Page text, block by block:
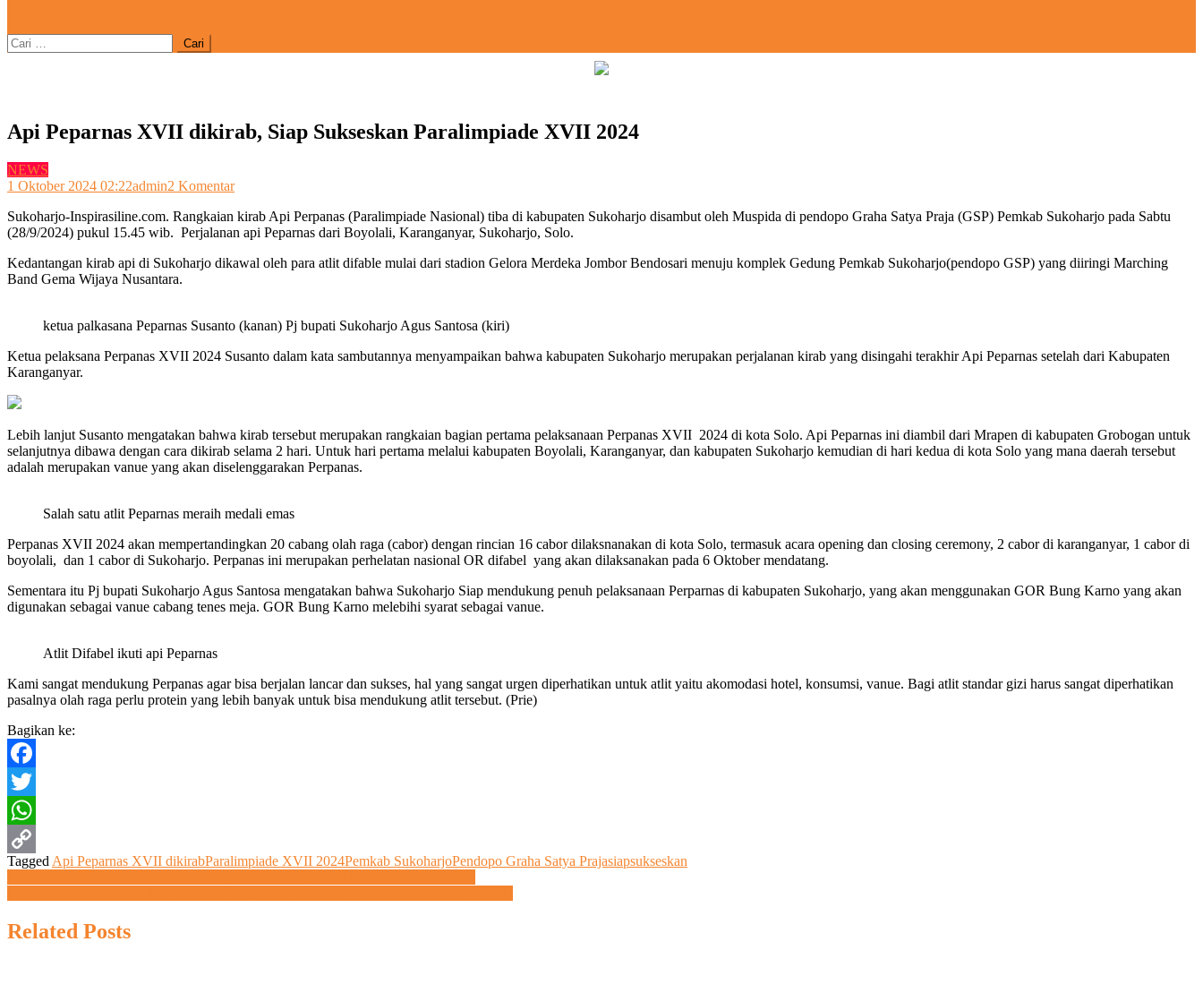
Cari
untuk:
Api Peparnas XVII dikirab, Siap Sukseskan Paralimpiade XVII 2024
NEWS
1 Oktober 2024 02:22admin2 Komentarpada
Peparnas
XVII
Siap
2024
Sukoharjo-Inspirasiline.com. Rangkaian kirab Api Perpanas (Paralimpiade Nasional) tiba di kabupaten Sukoharjo disambut oleh Muspida di pendopo Graha Satya Praja (GSP) Pemkab Sukoharjo pada Sabtu
(28/9/2024) pukul 15.45 wib. Perjalanan api Peparnas dari Boyolali, Karanganyar, Sukoharjo, Solo.
Kedantangan kirab api di Sukoharjo dikawal oleh para atlit difable mulai dari stadion Gelora Merdeka Jombor Bendosari menuju komplek Gedung Pemkab Sukoharjo(pendopo GSP) yang diiringi Marching
Band Gema Wijaya Nusantara.
ketua palkasana Peparnas Susanto (kanan) Pj bupati Sukoharjo Agus Santosa (kiri)
Ketua pelaksana Perpanas XVII 2024 Susanto dalam kata sambutannya menyampaikan bahwa kabupaten Sukoharjo merupakan perjalanan kirab yang disingahi terakhir Api Peparnas setelah dari Kabupaten
Karanganyar.
Lebih lanjut Susanto mengatakan bahwa kirab tersebut merupakan rangkaian bagian pertama pelaksanaan Perpanas XVII 2024 di kota Solo. Api Peparnas ini diambil dari Mrapen di kabupaten Grobogan untuk
selanjutnya dibawa dengan cara dikirab selama 2 hari. Untuk hari pertama melalui kabupaten Boyolali, Karanganyar, dan kabupaten Sukoharjo kemudian di hari kedua di kota Solo yang mana daerah tersebut
adalah merupakan vanue yang akan diselenggarakan Perpanas.
Salah satu atlit Peparnas meraih medali emas
Perpanas XVII 2024 akan mempertandingkan 20 cabang olah raga (cabor) dengan rincian 16 cabor dilaksnanakan di kota Solo, termasuk acara opening dan closing ceremony, 2 cabor di karanganyar, 1 cabor di
boyolali, dan 1 cabor di Sukoharjo. Perpanas ini merupakan perhelatan nasional OR difabel yang akan dilaksanakan pada 6 Oktober mendatang.
Sementara itu Pj bupati Sukoharjo Agus Santosa mengatakan bahwa Sukoharjo Siap mendukung penuh pelaksanaan Perparnas di kabupaten Sukoharjo, yang akan menggunakan GOR Bung Karno yang akan
digunakan sebagai vanue cabang tenes meja. GOR Bung Karno melebihi syarat sebagai vanue.
Atlit Difabel ikuti api Peparnas
Kami sangat mendukung Perpanas agar bisa berjalan lancar dan sukses, hal yang sangat urgen diperhatikan untuk atlit yaitu akomodasi hotel, konsumsi, vanue. Bagi atlit standar gizi harus sangat diperhatikan
pasalnya olah raga perlu protein yang lebih banyak untuk bisa mendukung atlit tersebut. (Prie)
Bagikan ke:
Facebook
Twitter
WhatsApp
Copy
Tagged Api Peparnas XVII dikirabParalimpiade XVII 2024Pemkab SukoharjoPendopo Graha Satya Prajasiapsukseskan
Navigasi
pos
Related Posts